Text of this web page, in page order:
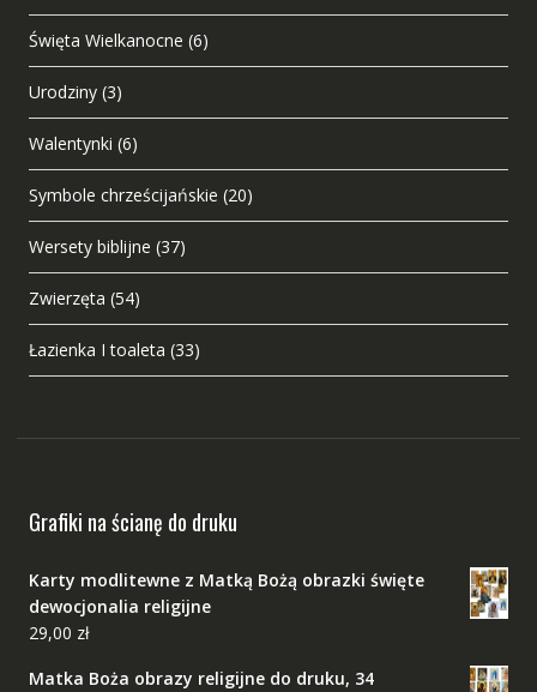
Święta Wielkanocne (6)
Urodziny (3)
Walentynki (6)
Symbole chrześcijańskie (20)
Wersety biblijne (37)
Zwierzęta (54)
Łazienka I toaleta (33)
Grafiki na ścianę do druku
Karty modlitewne z Matką Bożą obrazki święte
dewocjonalia religijne
29,00 zł
Matka Boża obrazy religijne do druku, 34